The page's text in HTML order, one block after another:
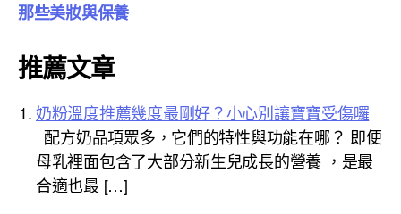
那些美妝與保養
推薦文章
奶粉溫度推薦幾度最剛好？小心別讓寶寶受傷囉
配方奶品項眾多，它們的特性與功能在哪？ 即便
母乳裡面包含了大部分新生兒成長的營養 ，是最
合適也最 […]